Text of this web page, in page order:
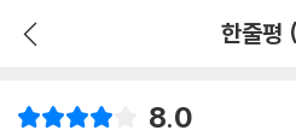
한줄평
8.0